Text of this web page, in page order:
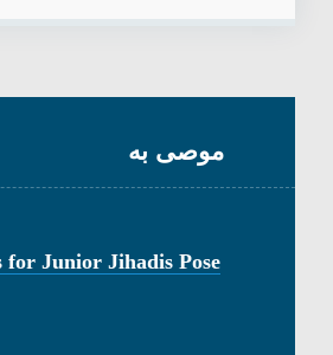
موصى به
for Junior Jihadis Pose